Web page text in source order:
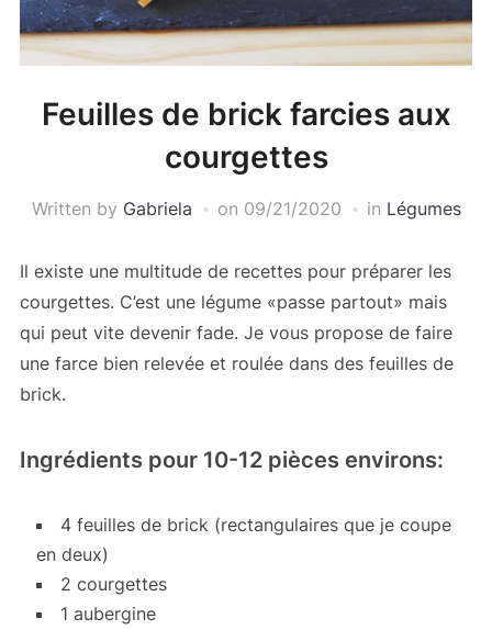
Feuilles de brick farcies aux
courgettes
Written by Gabriela on 09/21/2020 in Légumes
Il existe une multitude de recettes pour préparer les
courgettes. C’est une légume «passe partout» mais
qui peut vite devenir fade. Je vous propose de faire
une farce bien relevée et roulée dans des feuilles de
brick.
Ingrédients pour 10-12 pièces environs:
4 feuilles de brick (rectangulaires que je coupe
en deux)
2 courgettes
1 aubergine